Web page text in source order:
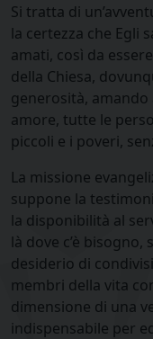
Si tratta di
la certezza che Egli
amati, così da
della Chiesa,
generosità,
amore, tutte le
piccoli e i poveri,
La missione
suppone la
la disponibilità al
là dove c’è
desiderio di
membri della vita
dimensione di una
indispensabile per